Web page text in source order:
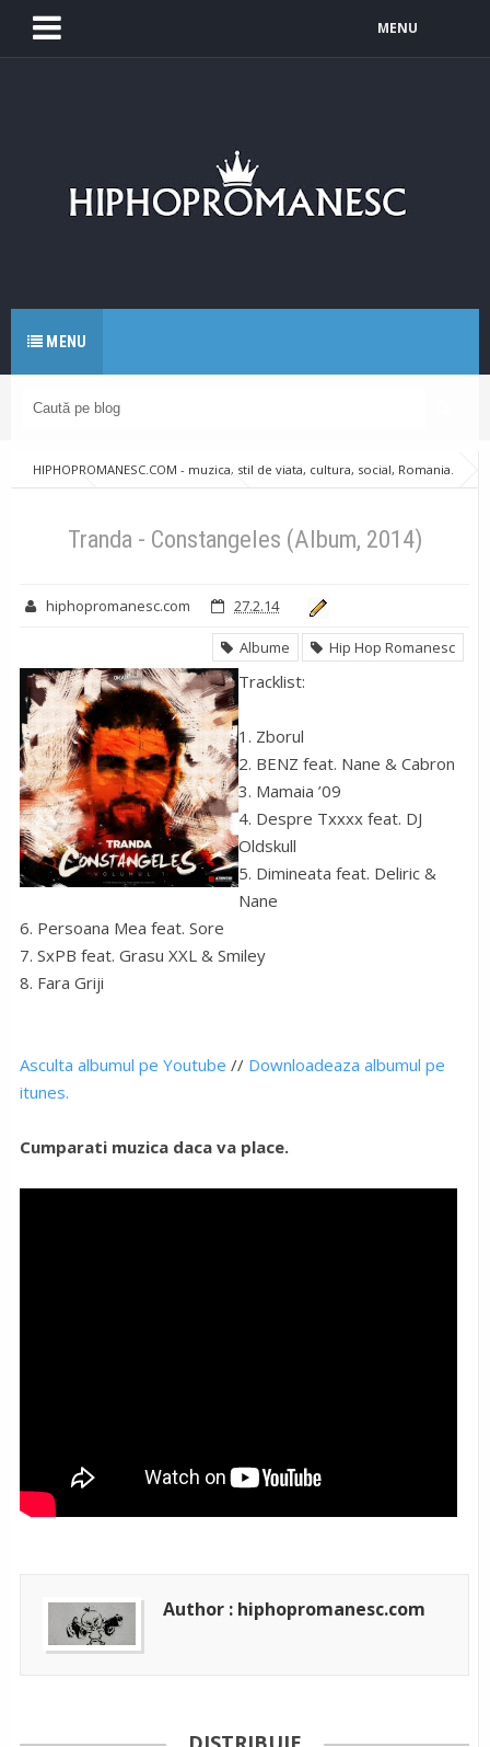
MENU
MENU
HIPHOPROMANESC.COM - muzica, stil de viata, cultura, social, Romania.
Albume
Hip Hop Romanesc
Tranda - Constangeles (Album,
Tranda - Constangeles (Album, 2014)
hiphopromanesc.com 27.2.14
Albume Hip Hop Romanesc
Tracklist:
1. Zborul
2. BENZ feat. Nane & Cabron
3. Mamaia ’09
4. Despre Txxxx feat. DJ
Oldskull
5. Dimineata feat. Deliric &
Nane
6. Persoana Mea feat. Sore
7. SxPB feat. Grasu XXL & Smiley
8. Fara Griji
Asculta albumul pe Youtube // Downloadeaza albumul pe
itunes.
Cumparati muzica daca va place.
Author : hiphopromanesc.com